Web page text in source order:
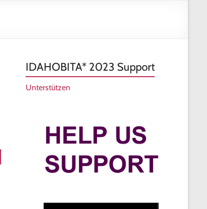
IDAHOBITA* 2023 Support
Unterstützen